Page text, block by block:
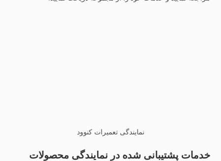
نمایندگی تعمیرات کنوود
خدمات پشتیبانی شده در نمایندگی محصولات